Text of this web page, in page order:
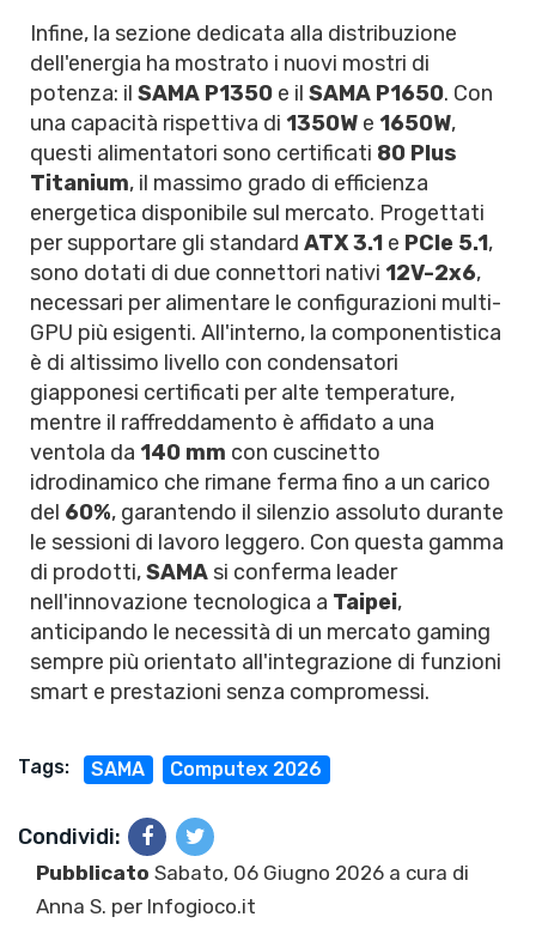
Infine, la sezione dedicata alla distribuzione
dell'energia ha mostrato i nuovi mostri di
potenza: il SAMA P1350 e il SAMA P1650. Con
una capacità rispettiva di 1350W e 1650W,
questi alimentatori sono certificati 80 Plus
Titanium, il massimo grado di efficienza
energetica disponibile sul mercato. Progettati
per supportare gli standard ATX 3.1 e PCIe 5.1,
sono dotati di due connettori nativi 12V-2x6,
necessari per alimentare le configurazioni multi-
GPU più esigenti. All'interno, la componentistica
è di altissimo livello con condensatori
giapponesi certificati per alte temperature,
mentre il raffreddamento è affidato a una
ventola da 140 mm con cuscinetto
idrodinamico che rimane ferma fino a un carico
del 60%, garantendo il silenzio assoluto durante
le sessioni di lavoro leggero. Con questa gamma
di prodotti,SAMA si conferma leader
nell'innovazione tecnologica a Taipei,
anticipando le necessità di un mercato gaming
sempre più orientato all'integrazione di funzioni
smart e prestazioni senza compromessi.
Tags: SAMA Computex 2026
Condividi:
Pubblicato Sabato, 06 Giugno 2026 a cura di
Anna S. per Infogioco.it